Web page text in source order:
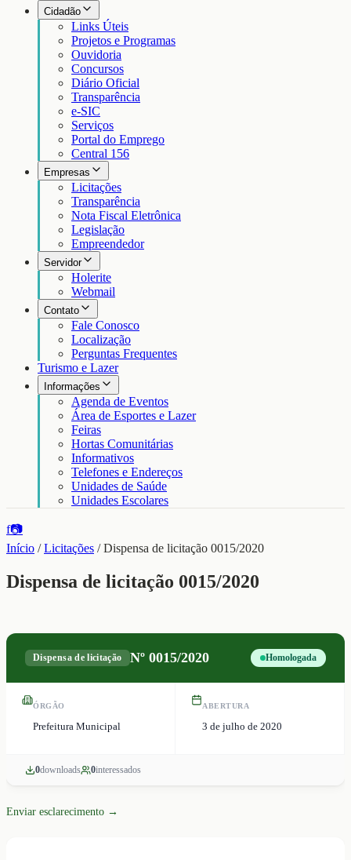
Cidadão
Links Úteis
Projetos e Programas
Ouvidoria
Concursos
Diário Oficial
Transparência
e-SIC
Serviços
Portal do Emprego
Central 156
Empresas
Licitações
Transparência
Nota Fiscal Eletrônica
Legislação
Empreendedor
Servidor
Holerite
Webmail
Contato
Fale Conosco
Localização
Perguntas Frequentes
Turismo e Lazer
Informações
Agenda de Eventos
Área de Esportes e Lazer
Feiras
Hortas Comunitárias
Informativos
Telefones e Endereços
Unidades de Saúde
Unidades Escolares
f📷
Início /Licitações /Dispensa de licitação 0015/2020
Dispensa de licitação 0015/2020
Dispensa de licitação Nº 0015/2020 Homologada
ÓRGÃO
Prefeitura Municipal
ABERTURA
3 de julho de 2020
0downloads 0interessados
Enviar esclarecimento →